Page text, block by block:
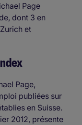
Page
dont 3 en
et
Page,
publiées sur
en Suisse.
2012, présente